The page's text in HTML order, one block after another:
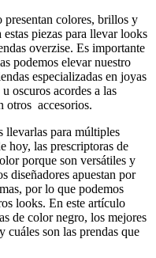
colores, brillos y
piezas para llevar looks
overzise. Es importante
podemos elevar nuestro
especializadas en joyas
oscuros acordes a las
otros accesorios.
llevarlas para múltiples
hoy, las prescriptoras de
porque son versátiles y
diseñadores apuestan por
por lo que podemos
looks. En este artículo
de color negro, los mejores
cuáles son las prendas que